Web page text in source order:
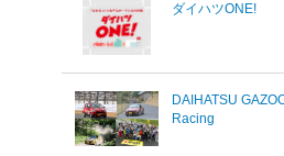
ダイハツONE!
DAIHATSU
Racing